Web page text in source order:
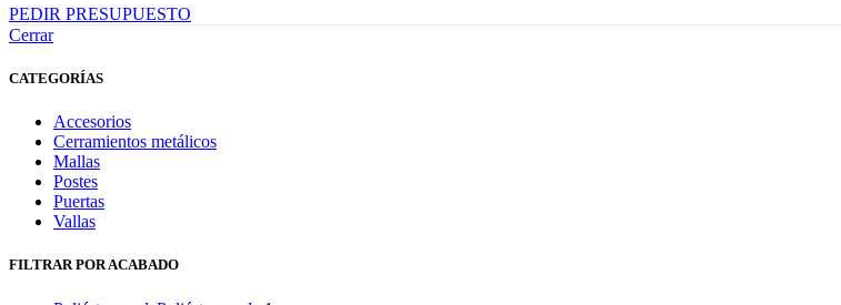
PEDIR PRESUPUESTO
Cerrar
CATEGORÍAS
Accesorios
Cerramientos metálicos
Mallas
Postes
Puertas
Vallas
FILTRAR POR ACABADO